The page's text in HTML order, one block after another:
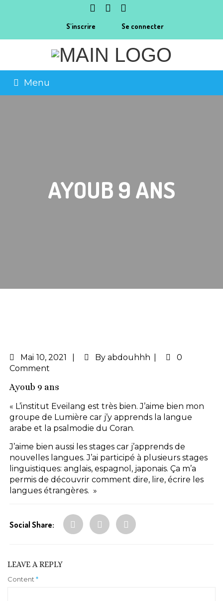
S'inscrire Se connecter
Menu
AYOUB 9 ANS
Mai 10, 2021 By abdouhhh
0
Comment
Ayoub 9 ans
« L’institut Eveilang est très bien. J’aime bien mon
groupe de Lumière car j’y apprends la langue
arabe et la psalmodie du Coran.
J’aime bien aussi les stages car j’apprends de
nouvelles langues. J’ai participé à plusieurs stages
linguistiques: anglais, espagnol, japonais. Ça m’a
permis de découvrir comment dire, lire, écrire les
langues étrangères. »
Social Share:
LEAVE A REPLY
Content *